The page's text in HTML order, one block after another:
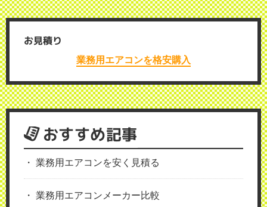
お見積り
業務用エアコンを格安購入
おすすめ記事
業務用エアコンを安く見積る
業務用エアコンメーカー比較